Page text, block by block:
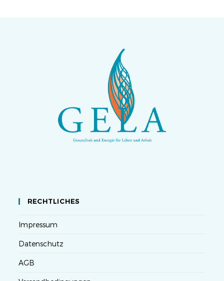
RECHTLICHES
Impressum
Datenschutz
AGB